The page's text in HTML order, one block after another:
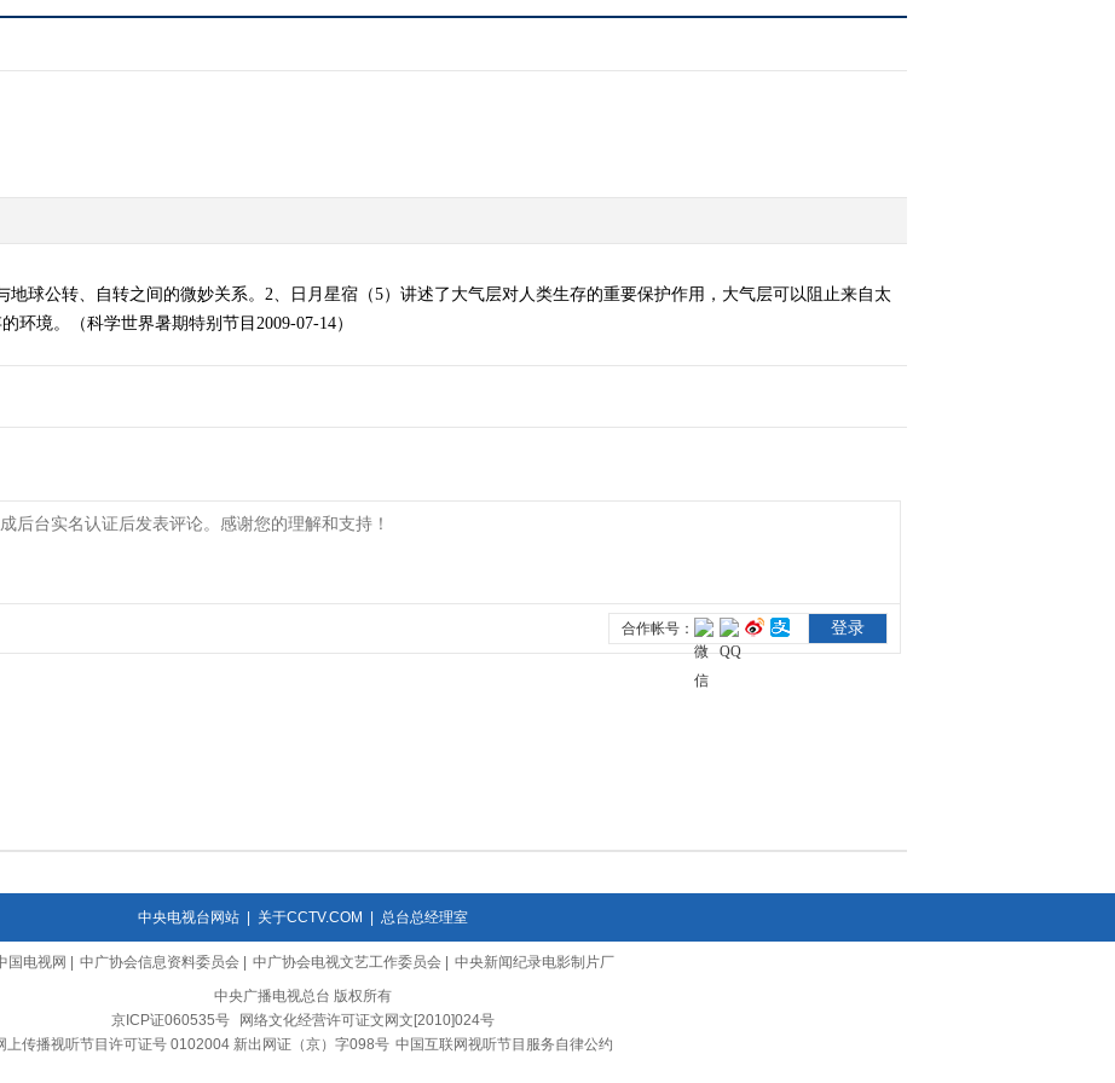
地球公转、自转之间的微妙关系。2、日月星宿（5）讲述了大气层对人类生存的重要保护作用，大气层可以阻止来自太
环境。（科学世界暑期特别节目2009-07-14）
中央电视台网站| 关于CCTV.COM 总台总经理室
国电视网 中广协会信息资料委员会 中广协会电视文艺工作委员会
中央新闻纪录电影制片厂
中央广播电视总台 版权所有
京ICP证060535号
网络文化经营许可证文网文[2010]024号
上传播视听节目许可证号 0102004 新出网证（京）字098号 中国互联网视听节目服务自律公约